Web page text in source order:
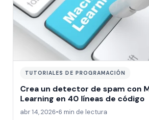
TUTORIALES DE PROGRAMACIÓN
Crea un detector de spam con
Learning en 40 líneas de código
abr 14, 2026•6 min de lectura